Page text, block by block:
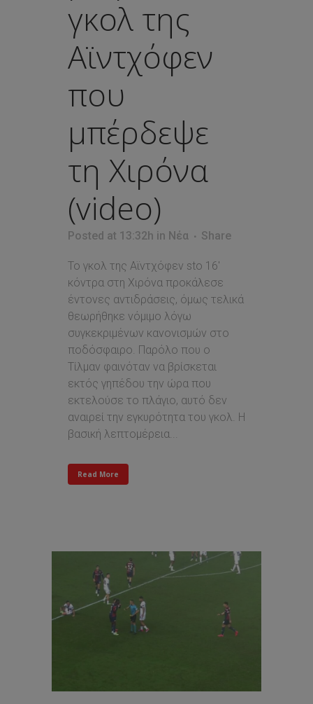
γκολ της
Αϊντχόφεν
που
μπέρδεψε
τη Χιρόνα
(video)
Posted at 13:32h in Νέα Share
Το γκολ της Αϊντχόφεν sto 16'
κόντρα στη Χιρόνα προκάλεσε
έντονες αντιδράσεις, όμως τελικά
θεωρήθηκε νόμιμο λόγω
συγκεκριμένων κανονισμών στο
ποδόσφαιρο. Παρόλο που ο
Τίλμαν φαινόταν να βρίσκεται
εκτός γηπέδου την ώρα που
εκτελούσε το πλάγιο, αυτό δεν
αναιρεί την εγκυρότητα του γκολ. Η
βασική λεπτομέρεια...
Read More